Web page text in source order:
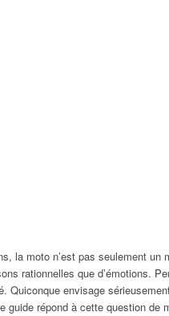
la moto n’est pas seulement
rationnelles que d’émotions.
Quiconque envisage
guide répond à cette question de